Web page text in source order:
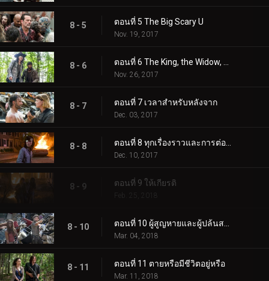
8 - 5 ตอนที่ 5 The Big Scary U
Nov. 19, 2017
8 - 6
Nov. 26, 2017
8 - 7 ตอนที่ 7 เวลาสำหรับหลังจาก
Dec. 03, 2017
8 - 8
Dec. 10, 2017
8 - 9 ตอนที่ 9 ให้เกียรติ
Feb. 25, 2018
8 - 10
Mar. 04, 2018
8 - 11 ตอนที่ 11 ตายหรือมีชีวิตอยู่หรือ
Mar. 11, 2018